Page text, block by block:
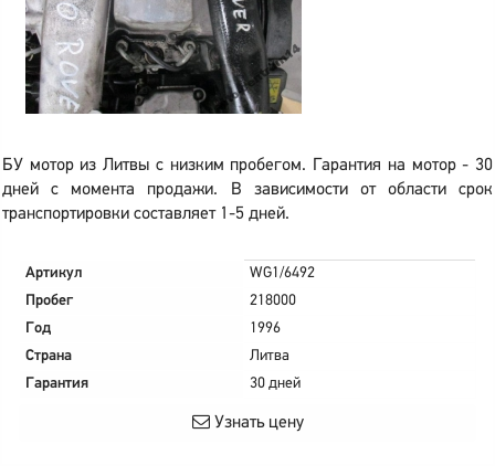
БУ мотор из Литвы с низким пробегом. Гарантия на мотор - 30
дней с момента продажи. В зависимости от области срок
транспортировки составляет 1-5 дней.
Артикул
WG1/6492
Пробег
218000
Год
1996
Страна
Литва
Гарантия
30 дней
Узнать цену